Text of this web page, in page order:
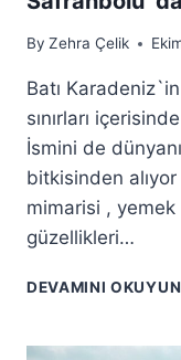
By Zehra Çelik
Batı
sınırları
İsmini de
bitkisinden
mimarisi , yemek
güzellikleri…
DEVAMINI OKUYUN